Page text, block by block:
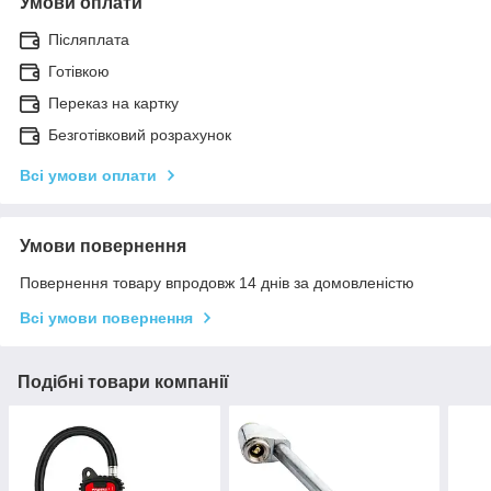
Післяплата
Готівкою
Переказ на картку
Безготівковий розрахунок
Всі умови оплати
Умови повернення
Повернення товару впродовж 14 днів за домовленістю
Всі умови повернення
Подібні товари компанії